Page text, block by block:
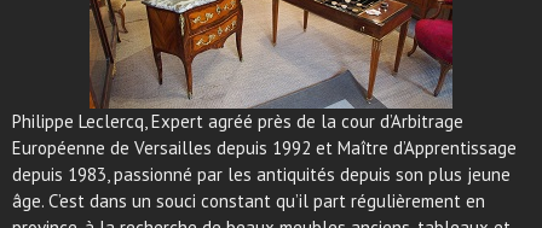
Philippe Leclercq, Expert agréé près de la cour d’Arbitrage
Européenne de Versailles depuis 1992 et Maître d’Apprentissage
depuis 1983, passionné par les antiquités depuis son plus jeune
âge. C’est dans un souci constant qu’il part régulièrement en